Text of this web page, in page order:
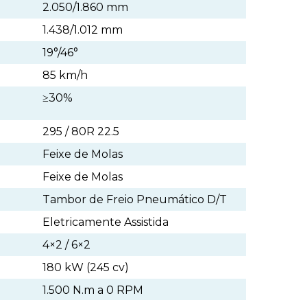
2.050/1.860 mm
1.438/1.012 mm
19°/46°
85 km/h
≥30%
295 / 80R 22.5
Feixe de Molas
Feixe de Molas
Tambor de Freio Pneumático D/T
Eletricamente Assistida
4×2 / 6×2
180 kW (245 cv)
1.500 N.m a 0 RPM